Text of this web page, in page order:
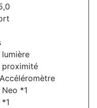
proximité
Neo *1